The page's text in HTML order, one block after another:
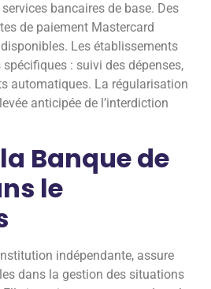
bancaires de base. Des
de paiement Mastercard
Les établissements
: suivi des dépenses,
automatiques. La régularisation
anticipée de l’interdiction
Banque de
le
indépendante, assure
dans la gestion des situations